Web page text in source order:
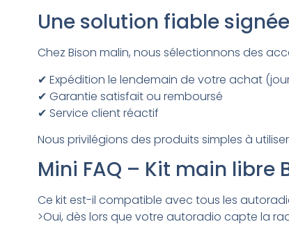
Une solution fiable
Chez Bison malin, nous sélectionnons des
✔ Expédition le lendemain de votre achat
✔ Garantie satisfait ou remboursé
✔ Service client réactif
Nous privilégions des produits simples à
Mini FAQ – Kit main libre
Ce kit est-il compatible avec tous les
>Oui, dès lors que votre autoradio capte la